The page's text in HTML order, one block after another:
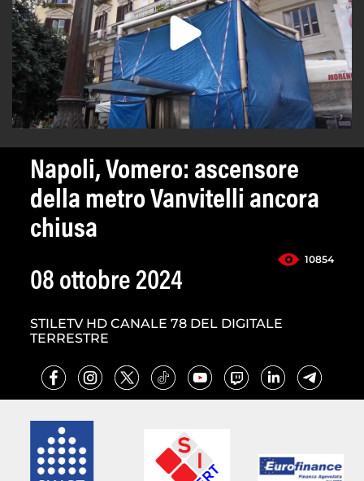
Napoli, Vomero: ascensore
della metro Vanvitelli ancora
chiusa
10854
08 ottobre 2024
STILETV HD CANALE 78 DEL DIGITALE
TERRESTRE